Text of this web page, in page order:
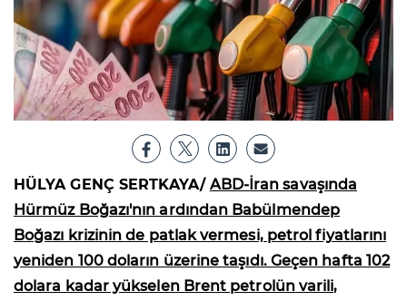
HÜLYA GENÇ SERTKAYA/ ABD-İran savaşında
Hürmüz Boğazı'nın ardından Babülmendep
Boğazı krizinin de patlak vermesi, petrol fiyatlarını
yeniden 100 doların üzerine taşıdı. Geçen hafta 102
dolara kadar yükselen Brent petrolün varili,